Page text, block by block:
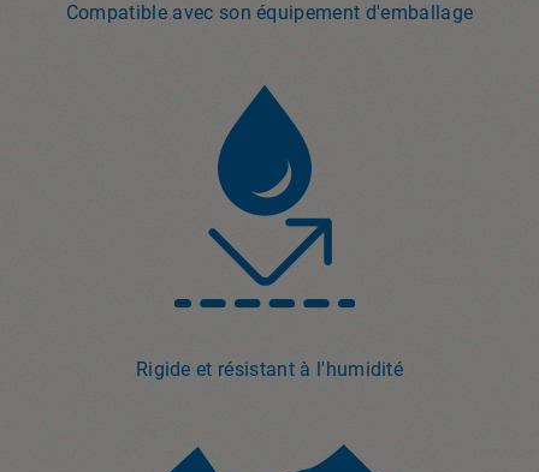
Compatible avec son équipement d'emballage
Rigide et résistant à l'humidité